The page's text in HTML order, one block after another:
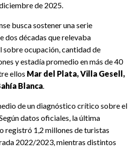
de 2025.
busca sostener una serie
dos décadas que relevaba
sobre ocupación, cantidad de
y estadía promedio en más de 40
ellos Mar del Plata, Villa Gesell,
Blanca.
de un diagnóstico crítico sobre el
datos oficiales, la última
registró 1,2 millones de turistas
2022/2023, mientras distintos